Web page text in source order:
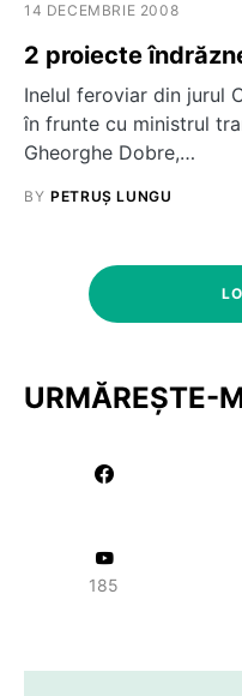
14 DECEMBRIE 2008
2 proiecte
Inelul feroviar din jurul
în frunte cu ministrul
Gheorghe Dobre,…
BY PETRUȘ LUNGU
URMĂREȘTE-
185